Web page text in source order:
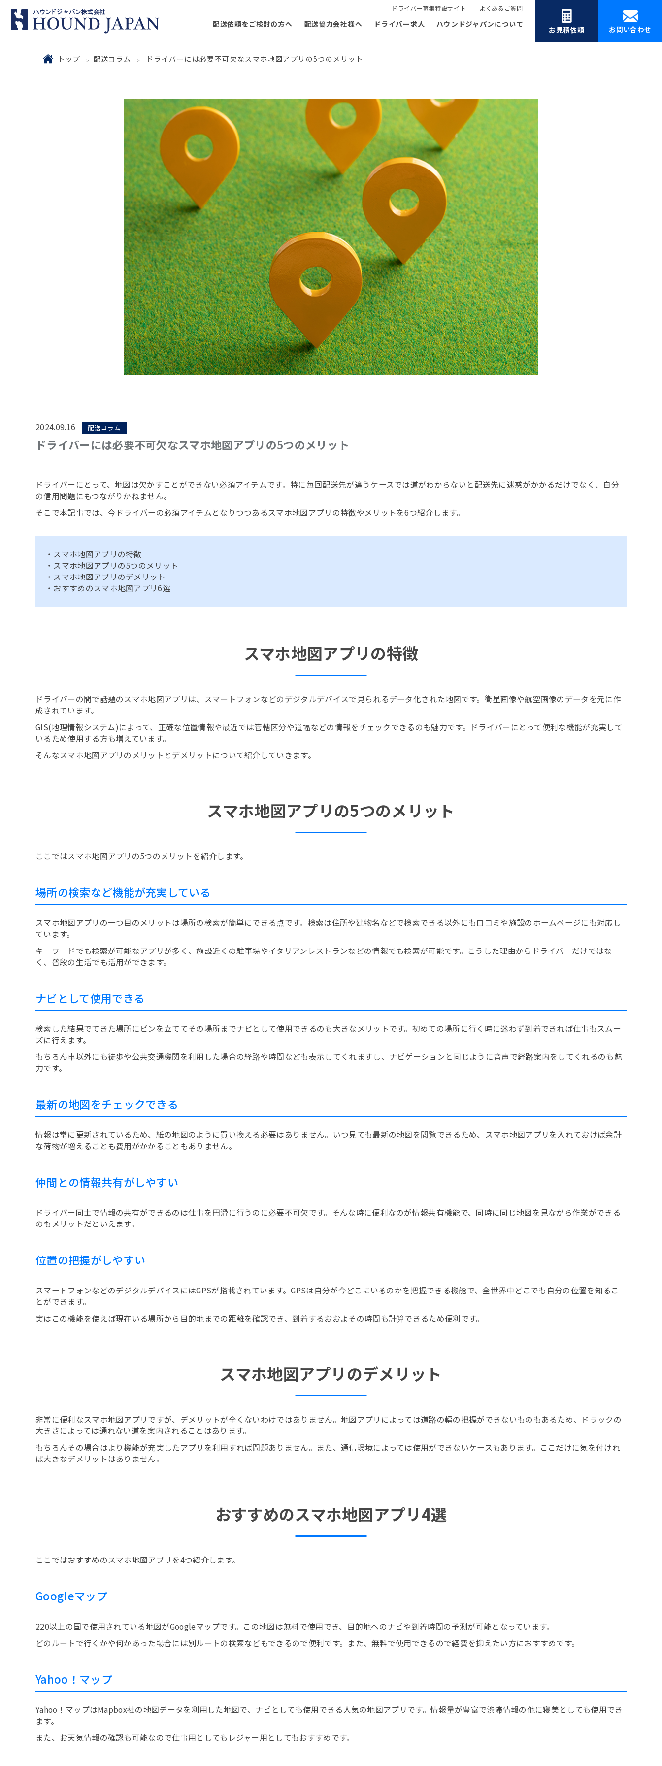
ドライバー募集特設サイト よくあるご質問
配送依頼をご検討の方へ 配送協力会社様へ ドライバー求人 ハウンドジャパンについて
お見積依頼 お問い合わせ
トップ 配送コラム ドライバーには必要不可欠なスマホ地図アプリの5つのメリット
2024.09.16 配送コラム
ドライバーには必要不可欠なスマホ地図アプリの5つのメリット
ドライバーにとって、地図は欠かすことができない必須アイテムです。特に毎回配送先が違うケースでは道がわからないと配送先に迷惑がかかるだけでなく、自分
の信用問題にもつながりかねません。
そこで本記事では、今ドライバーの必須アイテムとなりつつあるスマホ地図アプリの特徴やメリットを6つ紹介します。
・スマホ地図アプリの特徴
・スマホ地図アプリの5つのメリット
・スマホ地図アプリのデメリット
・おすすめのスマホ地図アプリ6選
スマホ地図アプリの特徴
ドライバーの間で話題のスマホ地図アプリは、スマートフォンなどのデジタルデバイスで見られるデータ化された地図です。衛星画像や航空画像のデータを元に作
成されています。
GIS(地理情報システム)によって、正確な位置情報や最近では管轄区分や道幅などの情報をチェックできるのも魅力です。ドライバーにとって便利な機能が充実して
いるため使用する方も増えています。
そんなスマホ地図アプリのメリットとデメリットについて紹介していきます。
スマホ地図アプリの5つのメリット
ここではスマホ地図アプリの5つのメリットを紹介します。
場所の検索など機能が充実している
スマホ地図アプリの一つ目のメリットは場所の検索が簡単にできる点です。検索は住所や建物名などで検索できる以外にも口コミや施設のホームページにも対応し
ています。
キーワードでも検索が可能なアプリが多く、施設近くの駐車場やイタリアンレストランなどの情報でも検索が可能です。こうした理由からドライバーだけではな
く、普段の生活でも活用ができます。
ナビとして使用できる
検索した結果でてきた場所にピンを立ててその場所までナビとして使用できるのも大きなメリットです。初めての場所に行く時に迷わず到着できれば仕事もスムー
ズに行えます。
もちろん車以外にも徒歩や公共交通機関を利用した場合の経路や時間なども表示してくれますし、ナビゲーションと同じように音声で経路案内をしてくれるのも魅
力です。
最新の地図をチェックできる
情報は常に更新されているため、紙の地図のように買い換える必要はありません。いつ見ても最新の地図を閲覧できるため、スマホ地図アプリを入れておけば余計
な荷物が増えることも費用がかかることもありません。
仲間との情報共有がしやすい
ドライバー同士で情報の共有ができるのは仕事を円滑に行うのに必要不可欠です。そんな時に便利なのが情報共有機能で、同時に同じ地図を見ながら作業ができる
のもメリットだといえます。
位置の把握がしやすい
スマートフォンなどのデジタルデバイスにはGPSが搭載されています。GPSは自分が今どこにいるのかを把握できる機能で、全世界中どこでも自分の位置を知るこ
とができます。
実はこの機能を使えば現在いる場所から目的地までの距離を確認でき、到着するおおよその時間も計算できるため便利です。
スマホ地図アプリのデメリット
非常に便利なスマホ地図アプリですが、デメリットが全くないわけではありません。地図アプリによっては道路の幅の把握ができないものもあるため、ドラックの
大きさによっては通れない道を案内されることはあります。
もちろんその場合はより機能が充実したアプリを利用すれば問題ありません。また、通信環境によっては使用ができないケースもあります。ここだけに気を付けれ
ば大きなデメリットはありません。
おすすめのスマホ地図アプリ4選
ここではおすすめのスマホ地図アプリを4つ紹介します。
Googleマップ
220以上の国で使用されている地図がGoogleマップです。この地図は無料で使用でき、目的地へのナビや到着時間の予測が可能となっています。
どのルートで行くかや何かあった場合には別ルートの検索などもできるので便利です。また、無料で使用できるので経費を抑えたい方におすすめです。
Yahoo！マップ
Yahoo！マップはMapbox社の地図データを利用した地図で、ナビとしても使用できる人気の地図アプリです。情報量が豊富で渋滞情報の他に寝美としても使用でき
ます。
また、お天気情報の確認も可能なので仕事用としてもレジャー用としてもおすすめです。